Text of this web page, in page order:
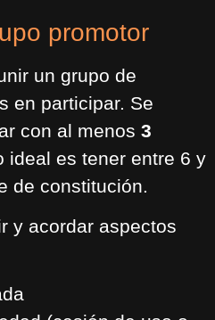
promotor
un grupo de
en participar. Se
con al menos 3
ideal es tener entre 6 y
de constitución.
y acordar aspectos